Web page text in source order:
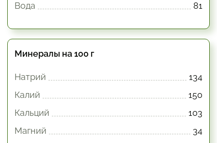
Вода
81
Минералы на 100 г
Натрий
134
Калий
150
Кальций
103
Магний
34